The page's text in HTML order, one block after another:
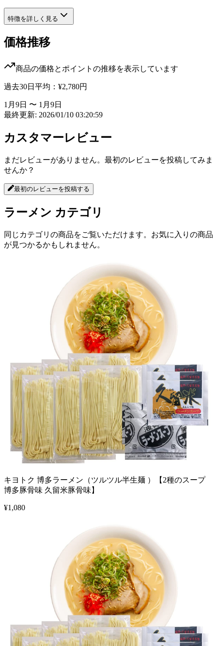
特徴を詳しく見る
価格推移
商品の価格とポイントの推移を表示しています
過去30日平均： ¥2,780円
1月9日 〜 1月9日
最終更新: 2026/01/10 03:20:59
カスタマーレビュー
まだレビューがありません。最初のレビューを投稿してみま
せんか？
最初のレビューを投稿する
ラーメン カテゴリ
同じカテゴリの商品をご覧いただけます。お気に入りの商品
が見つかるかもしれません。
キヨトク 博多ラーメン（ツルツル半生麺 ）【2種のスープ
博多豚骨味 久留米豚骨味】
¥1,080